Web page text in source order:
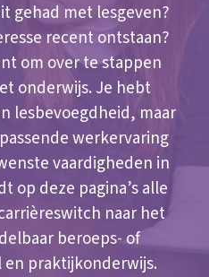
gehad met lesgeven?
recent ontstaan?
om over te stappen
onderwijs. Je hebt
lesbevoegdheid, maar
werkervaring
vaardigheden in
op deze pagina’s alle
naar het
beroeps- of
praktijkonderwijs.